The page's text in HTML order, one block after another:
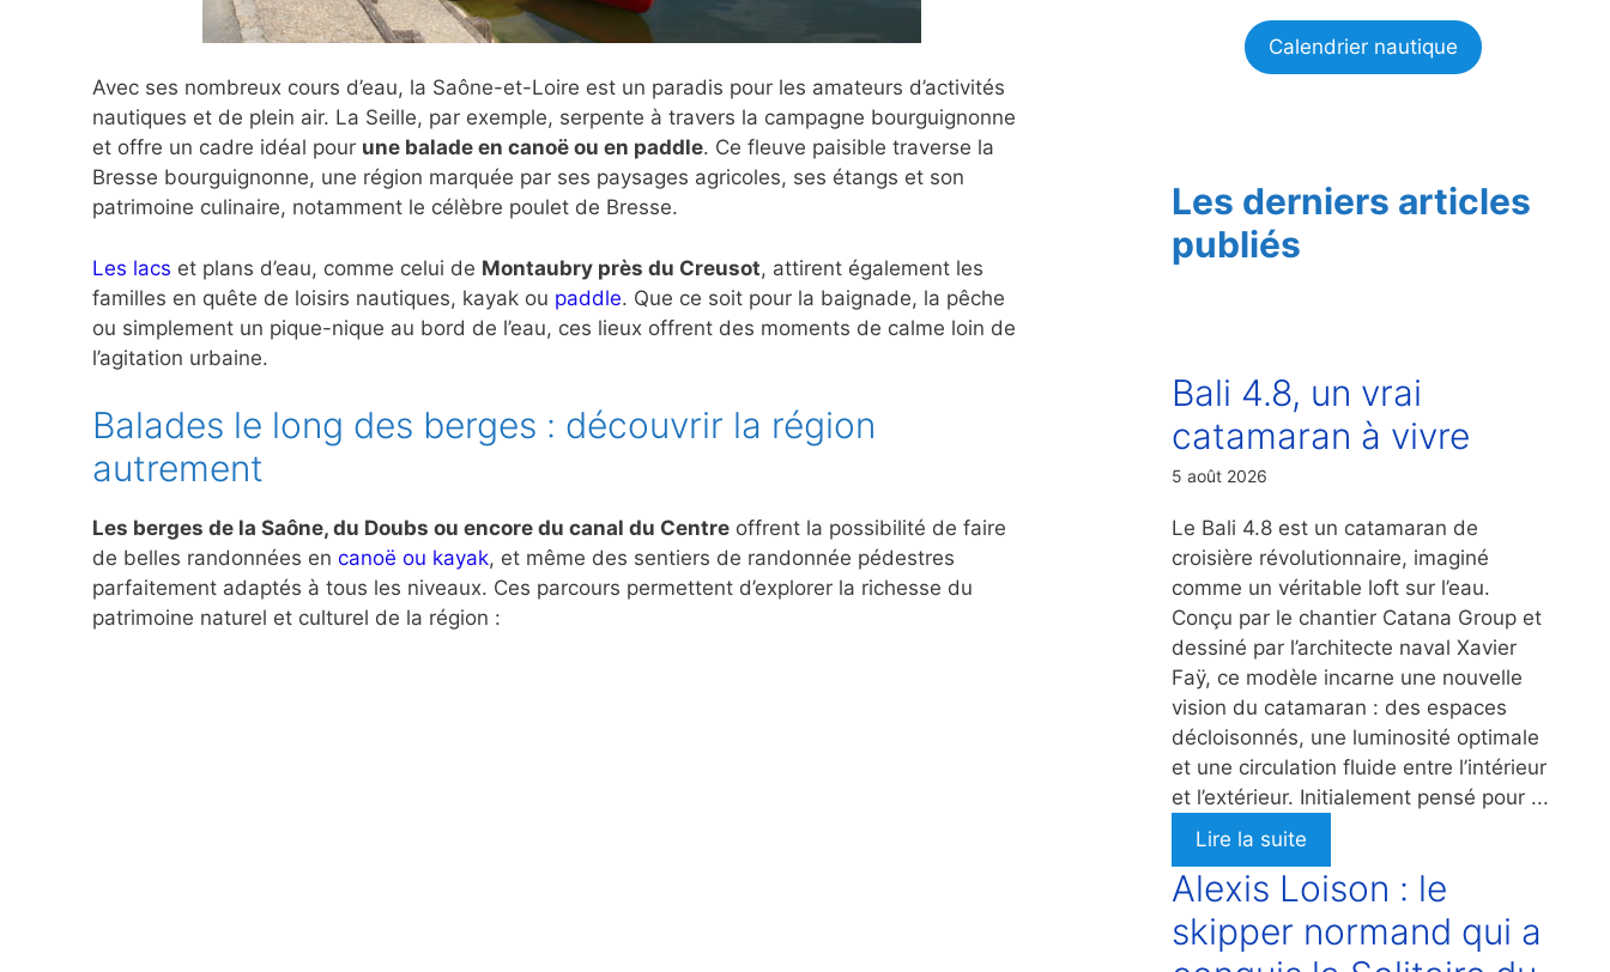
Avec ses nombreux cours d’eau, la Saône-et-Loire est un paradis pour les amateurs d’activités
nautiques et de plein air. La Seille, par exemple, serpente à travers la campagne bourguignonne
et offre un cadre idéal pour une balade en canoë ou en paddle. Ce fleuve paisible traverse la
Bresse bourguignonne, une région marquée par ses paysages agricoles, ses étangs et son
patrimoine culinaire, notamment le célèbre poulet de Bresse.
Les lacs et plans d’eau, comme celui de Montaubry près du Creusot, attirent également les
familles en quête de loisirs nautiques, kayak ou paddle. Que ce soit pour la baignade, la pêche
ou simplement un pique-nique au bord de l’eau, ces lieux offrent des moments de calme loin de
l’agitation urbaine.
Balades le long des berges : découvrir la région
autrement
Les berges de la Saône, du Doubs ou encore du canal du Centre offrent la possibilité de faire
de belles randonnées en canoë ou kayak, et même des sentiers de randonnée pédestres
parfaitement adaptés à tous les niveaux. Ces parcours permettent d’explorer la richesse du
patrimoine naturel et culturel de la région :
Calendrier nautique
Les derniers articles
publiés
Bali 4.8, un vrai
catamaran à vivre
5 août 2026
Le Bali 4.8 est un catamaran de
croisière révolutionnaire, imaginé
comme un véritable loft sur l’eau.
Conçu par le chantier Catana Group et
dessiné par l’architecte naval Xavier
Faÿ, ce modèle incarne une nouvelle
vision du catamaran : des espaces
décloisonnés, une luminosité optimale
et une circulation fluide entre l’intérieur
et l’extérieur. Initialement pensé pour ...
Lire la suite
Alexis Loison : le
skipper normand qui a